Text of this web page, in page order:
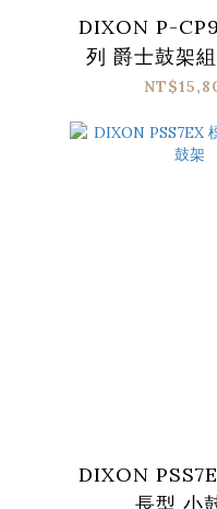
DIXON P-
列 爵士鼓架
DIXON